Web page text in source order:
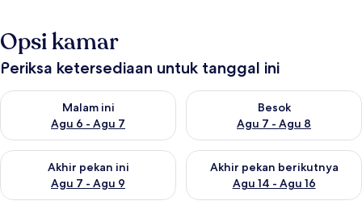
Opsi kamar
Periksa ketersediaan untuk tanggal ini
Malam ini
Agu 6 - Agu 7
Periksa ketersediaan untuk malam ini Agu 6 - Agu 7
Besok
Agu 7 - Agu 8
Periksa ketersediaan untuk
Akhir pekan ini
Agu 7 - Agu 9
Periksa ketersediaan untuk akhir pekan ini Agu 7 - Agu 9
Akhir pekan berikutnya
Agu 14 - Agu 16
Periksa ketersediaan untuk